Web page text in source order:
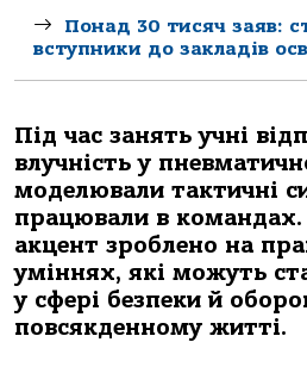
Понад 30 тисяч заяв:
вступники до закладів
Під час занять учні
влучність у
моделювали тактичні
працювали в
акцент зроблено на
уміннях, які можуть
у сфері безпеки й
повсякденному житті.